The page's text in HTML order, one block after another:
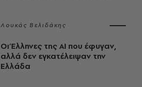
Λουκάς Βελιδάκης
Οι Έλληνες της ΑΙ που έφυγαν,
αλλά δεν εγκατέλειψαν την
Ελλάδα